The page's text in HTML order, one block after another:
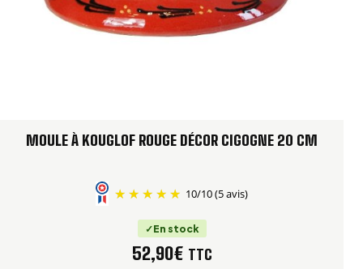
MOULE À KOUGLOF ROUGE DÉCOR CIGOGNE 20 CM
10/10(5 avis)
En stock
52,90€ TTC